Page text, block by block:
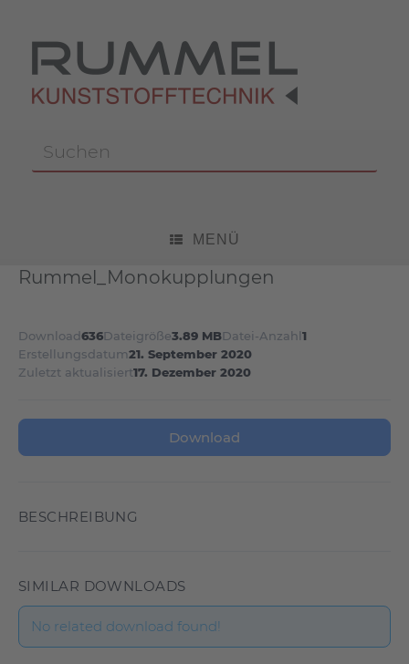
nach:
MENÜ
Rummel_Monokupplungen
Download636Dateigröße3.89 MBDatei-Anzahl1
Erstellungsdatum21. September 2020
Zuletzt aktualisiert17. Dezember 2020
Download
BESCHREIBUNG
SIMILAR DOWNLOADS
No related download found!